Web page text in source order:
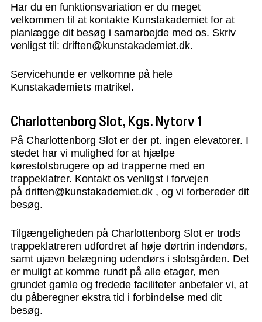
Har du en funktionsvariation er du meget
velkommen til at kontakte Kunstakademiet for at
planlægge dit besøg i samarbejde med os. Skriv
venligst til: driften@kunstakademiet.dk.
Servicehunde er velkomne på hele
Kunstakademiets matrikel.
Charlottenborg Slot, Kgs. Nytorv 1
På Charlottenborg Slot er der pt. ingen elevatorer. I
stedet har vi mulighed for at hjælpe
kørestolsbrugere op ad trapperne med en
trappeklatrer. Kontakt os venligst i forvejen
på driften@kunstakademiet.dk, og vi forbereder dit
besøg.
Tilgængeligheden på Charlottenborg Slot er trods
trappeklatreren udfordret af høje dørtrin indendørs,
samt ujævn belægning udendørs i slotsgården. Det
er muligt at komme rundt på alle etager, men
grundet gamle og fredede faciliteter anbefaler vi, at
du påberegner ekstra tid i forbindelse med dit
besøg.